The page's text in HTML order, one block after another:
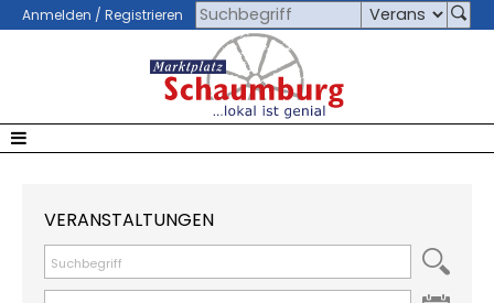
Anmelden / Registrieren
VERANSTALTUNGEN